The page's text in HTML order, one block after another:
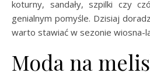
koturny, sandały, szpilki czy
genialnym pomyśle. Dzisiaj
warto stawiać w sezonie wiosna-
Moda na